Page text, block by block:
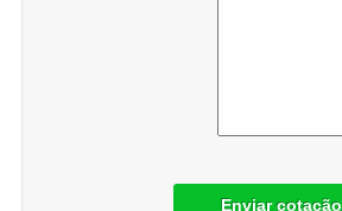
Enviar cotação